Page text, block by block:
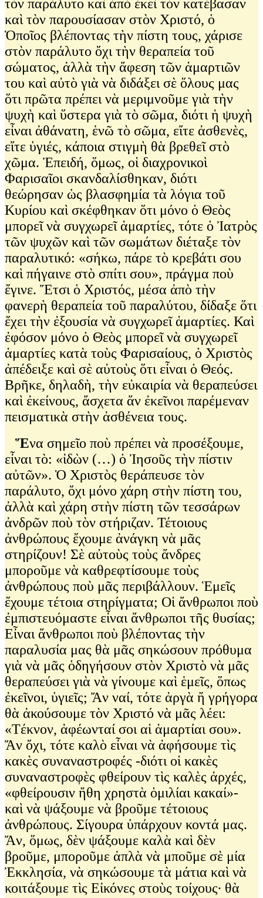
τὸν παράλυτο καὶ ἀπὸ ἐκεὶ τὸν κατέβασαν
καὶ τὸν παρουσίασαν στὸν Χριστό, ὁ
Ὁποῖος βλέποντας τὴν πίστη τους, χάρισε
στὸν παράλυτο ὄχι τὴν θεραπεία τοῦ
σώματος, ἀλλὰ τὴν ἄφεση τῶν ἁμαρτιῶν
του καὶ αὐτὸ γιὰ νὰ διδάξει σὲ ὅλους μας
ὅτι πρῶτα πρέπει νὰ μεριμνοῦμε γιὰ τὴν
ψυχὴ καὶ ὕστερα γιὰ τὸ σῶμα, διότι ἡ ψυχὴ
εἶναι ἀθάνατη, ἑνῶ τὸ σῶμα, εἴτε ἀσθενὲς,
εἴτε ὑγιές, κάποια στιγμὴ θὰ βρεθεῖ στὸ
χῶμα. Ἐπειδή, ὅμως, οἱ διαχρονικοὶ
Φαρισαῖοι σκανδαλίσθηκαν, διότι
θεώρησαν ὡς βλασφημία τὰ λόγια τοῦ
Κυρίου καὶ σκέφθηκαν ὅτι μόνο ὁ Θεὸς
μπορεῖ νὰ συγχωρεῖ ἁμαρτίες, τότε ὁ Ἰατρὸς
τῶν ψυχῶν καὶ τῶν σωμάτων διέταξε τὸν
παραλυτικό: «σήκω, πάρε τὸ κρεβάτι σου
καὶ πήγαινε στὸ σπίτι σου», πράγμα ποὺ
ἔγινε. Ἔτσι ὁ Χριστός, μέσα ἀπὸ τὴν
φανερὴ θεραπεία τοῦ παραλύτου, δίδαξε ὅτι
ἔχει τὴν ἐξουσία νὰ συγχωρεῖ ἁμαρτίες. Καὶ
ἐφόσον μόνο ὁ Θεὸς μπορεῖ νὰ συγχωρεῖ
ἁμαρτίες κατὰ τοὺς Φαρισαίους, ὁ Χριστὸς
ἀπέδειξε καὶ σὲ αὐτοὺς ὅτι εἶναι ὁ Θεός.
Βρῆκε, δηλαδὴ, τὴν εὐκαιρία νὰ θεραπεύσει
καὶ ἐκείνους, ἄσχετα ἄν ἐκεῖνοι παρέμεναν
πεισματικὰ στὴν ἀσθένεια τους.
Ἕνα σημεῖο ποὺ πρέπει νὰ προσέξουμε,
εἶναι τὸ: «ἰδὼν (…) ὁ Ἰησοῦς τὴν πίστιν
αὐτῶν». Ὁ Χριστὸς θεράπευσε τὸν
παράλυτο, ὄχι μόνο χάρη στὴν πίστη του,
ἀλλὰ καὶ χάρη στὴν πίστη τῶν τεσσάρων
ἀνδρῶν ποὺ τὸν στήριζαν. Τέτοιους
ἀνθρώπους ἔχουμε ἀνάγκη νὰ μᾶς
στηρίζουν! Σὲ αὐτοὺς τοὺς ἄνδρες
μποροῦμε νὰ καθρεφτίσουμε τοὺς
ἀνθρώπους ποὺ μᾶς περιβάλλουν. Ἑμεῖς
ἔχουμε τέτοια στηρίγματα; Οἱ ἄνθρωποι ποὺ
ἐμπιστευόμαστε εἶναι ἄνθρωποι τῆς θυσίας;
Εἶναι ἄνθρωποι ποὺ βλέποντας τὴν
παραλυσία μας θὰ μᾶς σηκώσουν πρόθυμα
γιὰ νὰ μᾶς ὁδηγήσουν στὸν Χριστὸ νὰ μᾶς
θεραπεύσει γιὰ νὰ γίνουμε καὶ ἑμεῖς, ὅπως
ἐκεῖνοι, ὑγιεῖς; Ἄν ναί, τότε ἀργὰ ἤ γρήγορα
θὰ ἀκούσουμε τὸν Χριστό νὰ μᾶς λέει:
«Τέκνον, ἀφέωνταί σοι αἱ ἁμαρτίαι σου».
Ἄν ὄχι, τότε καλὸ εἶναι νὰ ἀφήσουμε τὶς
κακὲς συναναστροφές -διότι οἱ κακὲς
συναναστροφὲς φθείρουν τὶς καλὲς ἀρχές,
«φθείρουσιν ἤθη χρηστὰ ὁμιλίαι κακαί»-
καὶ νὰ ψάξουμε νὰ βροῦμε τέτοιους
ἀνθρώπους. Σίγουρα ὑπάρχουν κοντά μας.
Ἄν, ὅμως, δὲν ψάξουμε καλὰ καὶ δὲν
βροῦμε, μποροῦμε ἀπλὰ νὰ μποῦμε σὲ μία
Ἐκκλησία, νὰ σηκώσουμε τὰ μάτια καὶ νὰ
κοιτάξουμε τὶς Εἰκόνες στοὺς τοίχους∙ θὰ